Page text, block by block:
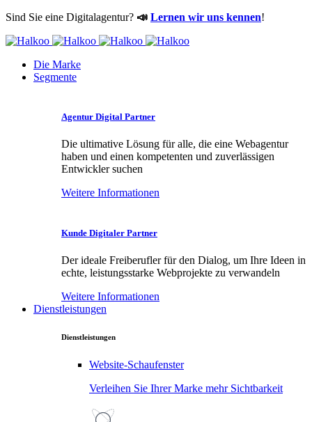
Sind Sie eine Digitalagentur? 📣 Lernen wir uns kennen!
Die Marke
Segmente
Agentur Digital Partner
Die ultimative Lösung für alle, die eine Webagentur
haben und einen kompetenten und zuverlässigen
Entwickler suchen
Weitere Informationen
Kunde Digitaler Partner
Der ideale Freiberufler für den Dialog, um Ihre Ideen in
echte, leistungsstarke Webprojekte zu verwandeln
Weitere Informationen
Dienstleistungen
Dienstleistungen
Website-Schaufenster
Verleihen Sie Ihrer Marke mehr Sichtbarkeit